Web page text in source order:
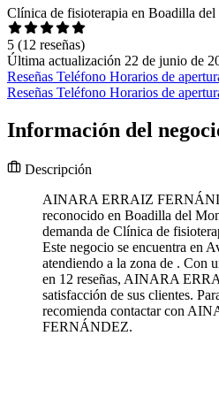
Clínica de fisioterapia en Boadilla
5 (12 reseñas)
Última actualización 22 de junio de
Reseñas Teléfono Horarios de
Reseñas Teléfono Horarios de
Información del
Descripción
AINARA ERRAIZ
reconocido en Boadilla del
demanda de Clínica de
Este negocio se encuentra en
atendiendo a la zona de . Con
en 12 reseñas, AINARA
satisfacción de sus clientes.
recomienda contactar con
FERNÁNDEZ.